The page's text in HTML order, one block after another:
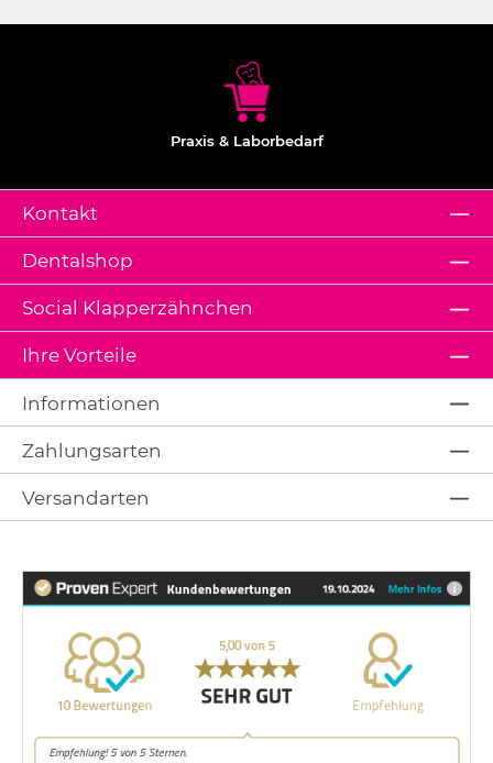
Praxis & Laborbedarf
Kontakt
Dentalshop
Ihre Vorteile
Social Klapperzähnchen
Informationen
Zahlungsarten
Versandarten